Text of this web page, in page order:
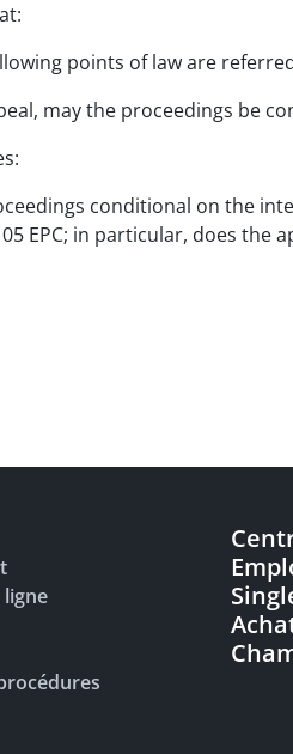
points of law are
may the proceedings be
conditional on the
EPC; in particular, does the